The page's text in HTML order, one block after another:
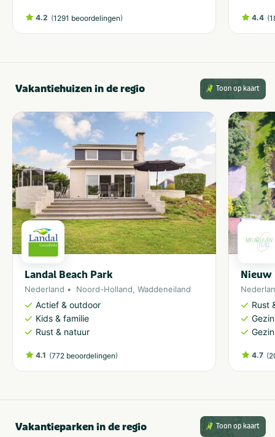
4.2 (1291 beoordelingen) 4.4 (
Vakantiehuizen in de regio Toon op kaart
Landal Beach Park
Nederland Noord-Holland, Waddeneiland
Actief & outdoor
Kids & familie
Rust & natuur
4.1 (772 beoordelingen)
Nieuw
Rust
4.7 (
Vakantieparken in de regio Toon op kaart